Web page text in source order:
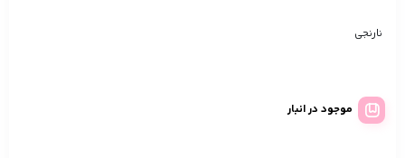
نارنجی
موجود در انبار